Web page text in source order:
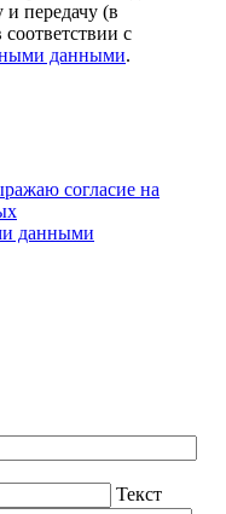
и передачу (в
с
данными.
согласие на
данными
Текст